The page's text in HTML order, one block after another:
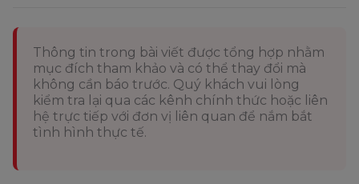
Thông tin trong bài viết được tổng hợp nhằm
mục đích tham khảo và có thể thay đổi mà
không cần báo trước. Quý khách vui lòng
kiểm tra lại qua các kênh chính thức hoặc liên
hệ trực tiếp với đơn vị liên quan để nắm bắt
tình hình thực tế.